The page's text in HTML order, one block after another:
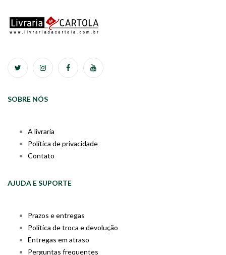
SOBRE NÓS
A livraria
Política de privacidade
Contato
AJUDA E SUPORTE
Prazos e entregas
Política de troca e devolução
Entregas em atraso
Perguntas frequentes